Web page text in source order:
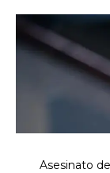
Asesinato